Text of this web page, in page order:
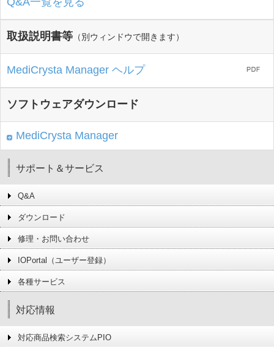
取扱説明書等 （別ウィンドウで開きます）
MediCrysta Manager ヘルプ
ソフトウェアダウンロード
MediCrysta Manager
サポート＆サービス
Q&A
ダウンロード
修理・お問い合わせ
IOPortal（ユーザー登録）
各種サービス
対応情報
対応商品検索システムPIO